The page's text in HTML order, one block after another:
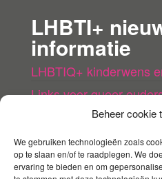
Beheer cookie
We gebruiken technologieën zoals
op te slaan en/of te raadplegen. We
ervaring te bieden en om
LHBTI+
informatie
LHBTIQ+ kinderwens
Links voor queer
LHBTI+ (kinder)boeken
Queer agenda